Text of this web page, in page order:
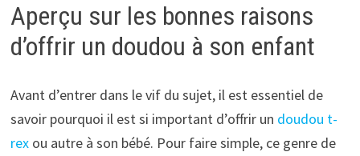
Aperçu sur les bonnes raisons
d’offrir un doudou à son enfant
Avant d’entrer dans le vif du sujet, il est essentiel de
savoir pourquoi il est si important d’offrir un doudou t-
rexou autre à son bébé. Pour faire simple, ce genre de